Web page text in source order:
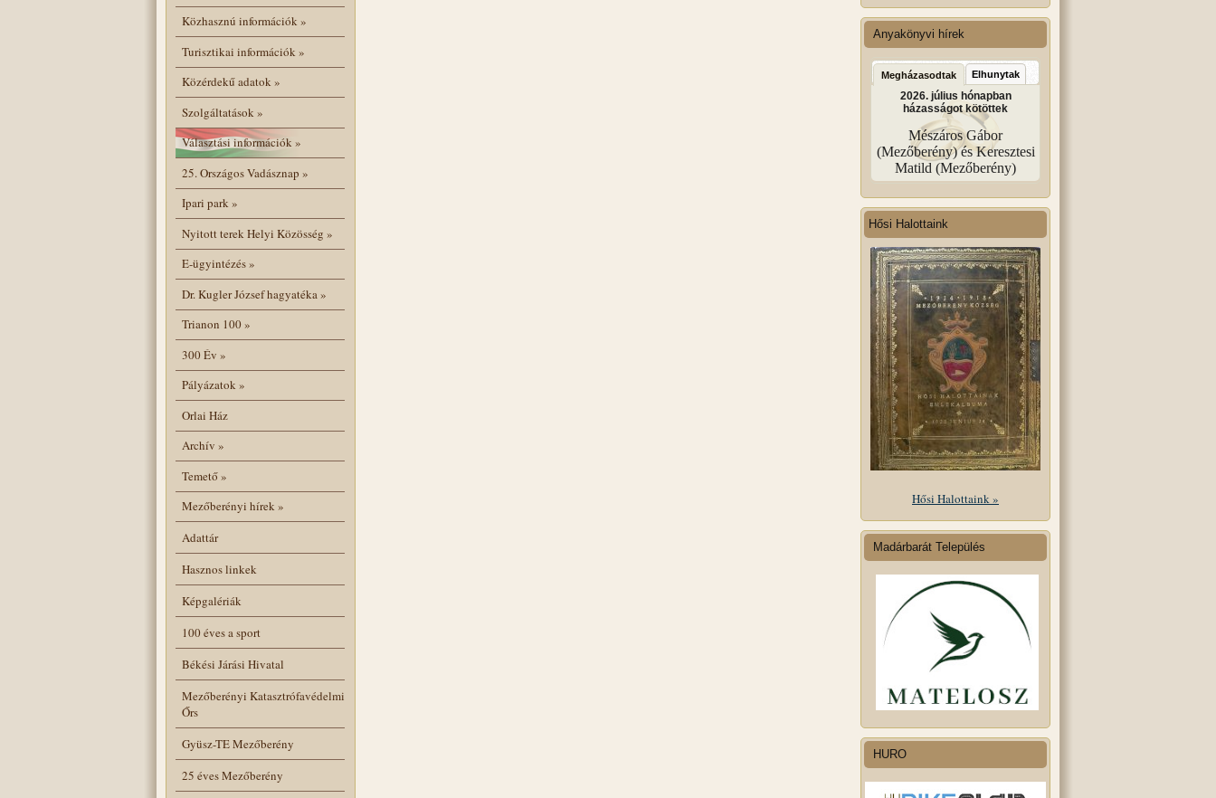
Közhasznú információk»
Turisztikai információk»
Közérdekű adatok»
Szolgáltatások»
Választási információk»
25. Országos Vadásznap »
Ipari park»
Nyitott terek Helyi Közösség »
E-ügyintézés»
Dr. Kugler József hagyatéka»
Trianon 100»
300 Év »
Pályázatok»
Orlai Ház
Archív »
Temető»
Mezőberényi hírek»
Adattár
Hasznos linkek
Képgalériák
100 éves a sport
Békési Járási Hivatal
Mezőberényi Katasztrófavédelmi
Őrs
Gyüsz-TE Mezőberény
25 éves Mezőberény
Anyakönyvi hírek
Megházasodtak Elhunytak
2026. július hónapban
házasságot kötöttek
Mészáros Gábor
(Mezőberény) és Keresztesi
Matild (Mezőberény)
Hősi Halottaink
Hősi Halottaink »
Madárbarát Település
HURO